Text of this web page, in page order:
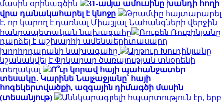
մասին օրինագծին
31-ամյա ամուսինը խանդի հողի
վրա դանակահարել է կնոջը
Թրամփը հայտարարել
է, որ կարող է դառնալ Միացյալ Նահանգների վերջին
հանրապետական ​​նախագահը
Ռուբեն Ռուբինյանը
դարձել է աշխարհի ամենաերիտասարդ
խորհրդարանի նախագահը
Արթուր Խուդինյանը
նշանակվել է Փրկարար ծառայության տնօրենի
տեղակալ
Ո՞ւր կորավ հայի պահանջատեր
տեսակը․ Կարինե Նալչաջյանը՝ հայի
հոգեկերտվածքի, ազգային դիմագծի մասին
(տեսանյութ)
Աննկարագրելի հպարտություն էր, երբ